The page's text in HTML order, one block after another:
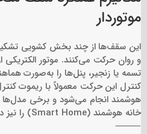
موتور‌دار
این سقف‌ها از چند بخش کشویی
و روان حرکت می‌کنند. موتور
تسمه یا زنجیر، پنل‌ها را به‌صورت
کنترل این حرکت معمولاً با ریموت
هوشمند انجام می‌شود و برخی
خانه هوشمند (Smart Home) را نیز دارند.
⸻